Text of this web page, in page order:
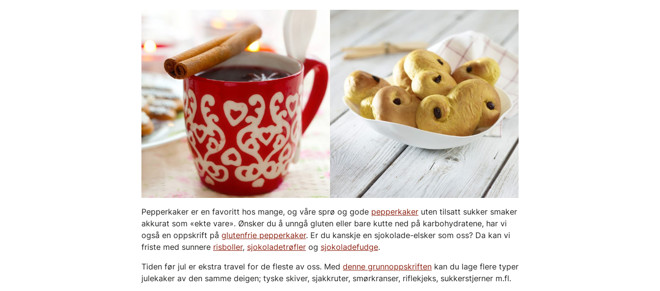
Pepperkaker er en favoritt hos mange, og våre sprø og gode pepperkaker uten tilsatt sukker smaker
akkurat som «ekte vare». Ønsker du å unngå gluten eller bare kutte ned på karbohydratene, har vi
også en oppskrift på glutenfrie pepperkaker. Er du kanskje en sjokolade-elsker som oss? Da kan vi
friste med sunnere risboller, sjokoladetrøfler og sjokoladefudge.
Tiden før jul er ekstra travel for de fleste av oss. Med denne grunnoppskriften kan du lage flere typer
julekaker av den samme deigen; tyske skiver, sjakkruter, smørkranser, riflekjeks, sukkerstjerner m.fl.